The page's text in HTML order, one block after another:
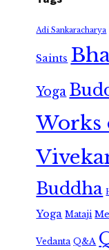
Adi Sankaracharya
Saints
Yoga
Works
Buddha
Yoga Mataji
Vedanta Q&A